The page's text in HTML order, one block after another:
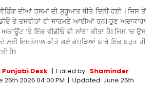
ਦੀਆਂ ਰਸਮਾਂ ਦੀ ਸ਼ੁਰੂਆਤ ਬੀਤੇ ਦਿਨੀਂ ਹੋਈ । ਜਿਸ ਤੋਂ
ਤੇ ਤਸਵੀਰਾਂ ਵੀ ਸਾਹਮਣੇ ਆਈਆਂ ਹਨ। ਹੁਣ ਅਦਾਕਾਰਾ
‘ਤੇ ਇੱਕ ਵੀਡੀਓ ਵੀ ਸਾਂਝਾ ਕੀਤਾ ਹੈ। ਜਿਸ ‘ਚ ਉਸ
ਲਈ ਇਸਤੇਮਾਲ ਕੀਤੇ ਗਏ ਕੱਪੜਿਆਂ ਬਾਰੇ ਇੱਕ ਬਹੁਤ ਹੀ
ਹੈ।
Punjabi Desk | Edited by: Shaminder
25th 2026 04:00 PM | Updated: June 25th